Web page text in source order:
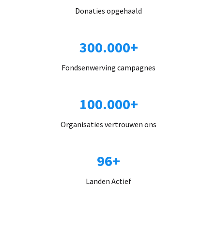
Donaties opgehaald
300.000+
Fondsenwerving campagnes
100.000+
Organisaties vertrouwen ons
96+
Landen Actief